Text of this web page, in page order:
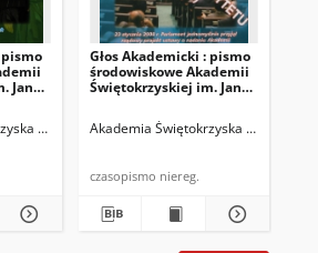
pismo
Jana
nr
im. Jana Kochanowskiego (Kielce) Biskup,
Głos Akademicki : pismo
środowiskowe Akademii
Świętokrzyskiej im. Jana
Kielcach. 2008, R. XV, nr 1
(53) : marzec 2008
Akademia Świętokrzyska im. Jana
czasopismo niereg.